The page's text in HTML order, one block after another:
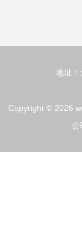
地址
Copyright © 2026
公